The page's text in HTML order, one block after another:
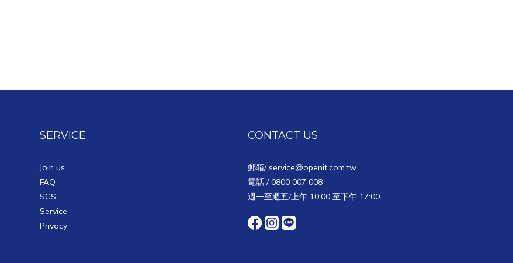
SERVICE
Join us
FAQ
SGS
Service
Privacy
CONTACT US
郵箱/ service@openit.com.tw
電話 / 0800 007 008
週一至週五/上午 10:00 至下午 17:00